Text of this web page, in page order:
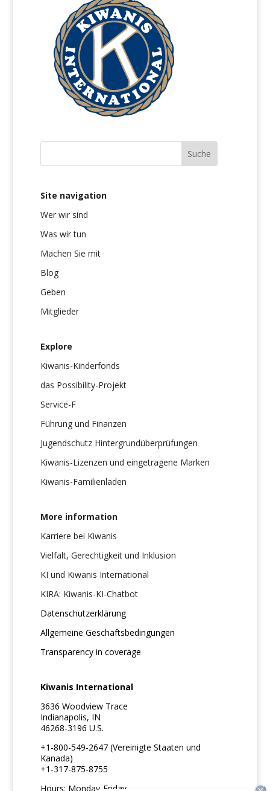
Site navigation
Wer wir sind
Was wir tun
Machen Sie mit
Blog
Geben
Mitglieder
Explore
Kiwanis-Kinderfonds
das Possibility-Projekt
Service-F
Führung und Finanzen
Jugendschutz Hintergrundüberprüfungen
Kiwanis-Lizenzen und eingetragene Marken
Kiwanis-Familienladen
More information
Karriere bei Kiwanis
Vielfalt, Gerechtigkeit und Inklusion
KI und Kiwanis International
KIRA: Kiwanis-KI-Chatbot
Datenschutzerklärung
Allgemeine Geschäftsbedingungen
Transparency in coverage
Kiwanis International
3636 Woodview Trace
Indianapolis, IN
46268-3196 U.S.
+1-800-549-2647 (Vereinigte Staaten und
Kanada)
+1-317-875-8755
Hours: Monday-Friday